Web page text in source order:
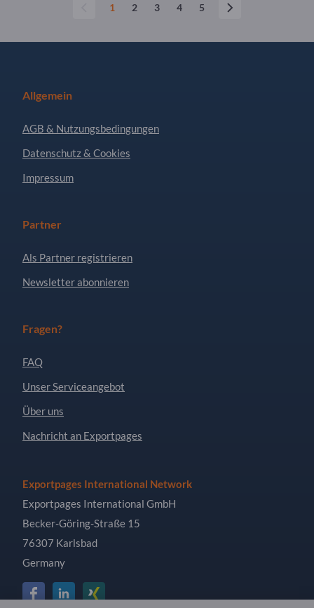
1 2 3 4 5
Allgemein
AGB & Nutzungsbedingungen
Datenschutz & Cookies
Impressum
Partner
Als Partner registrieren
Newsletter abonnieren
Fragen?
FAQ
Unser Serviceangebot
Über uns
Nachricht an Exportpages
Exportpages International Network
Exportpages International GmbH
Becker-Göring-Straße 15
76307 Karlsbad
Germany